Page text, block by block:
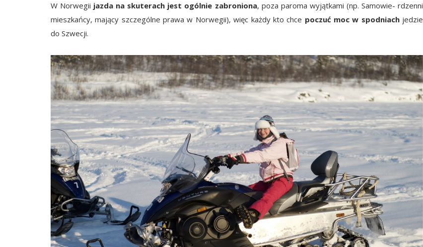
W Norwegii jazda na skuterach jest ogólnie zabroniona, poza paroma wyjątkami (np. Samowie- rdzenni
mieszkańcy, mający szczególne prawa w Norwegii), więc każdy kto chce poczuć moc w spodniachjedzie
do Szwecji.